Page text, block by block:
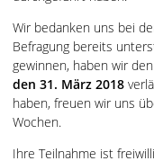
Wir bedanken uns bei
Befragung bereits
gewinnen, haben wir
den 31. März 2018
haben, freuen wir uns
Wochen.
Ihre Teilnahme ist